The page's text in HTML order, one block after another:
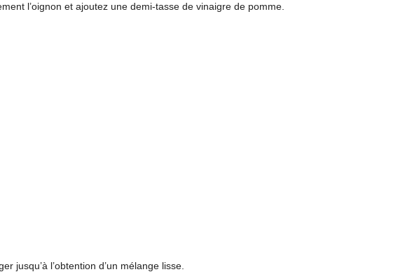
l’oignon et ajoutez une demi-tasse de vinaigre de pomme.
jusqu’à l’obtention d’un mélange lisse.